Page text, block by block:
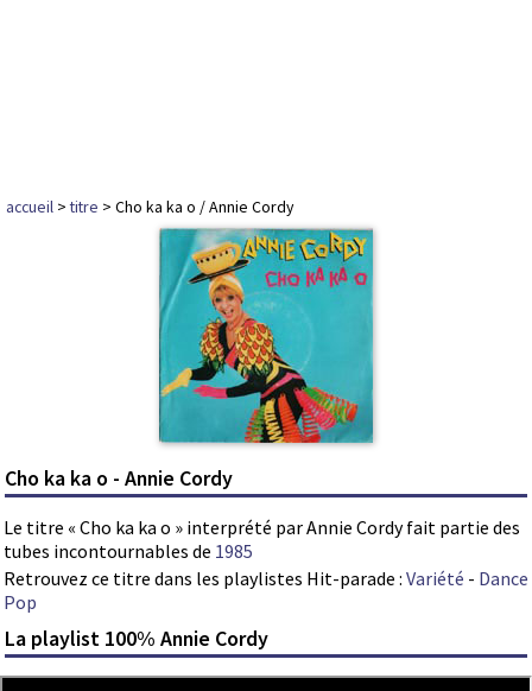
accueil >titre > Cho ka ka o / Annie Cordy
Cho ka ka o - Annie Cordy
Le titre « Cho ka ka o » interprété par Annie Cordy fait partie des
tubes incontournables de 1985
Retrouvez ce titre dans les playlistes Hit-parade : Variété - Dance
Pop
La playlist 100% Annie Cordy